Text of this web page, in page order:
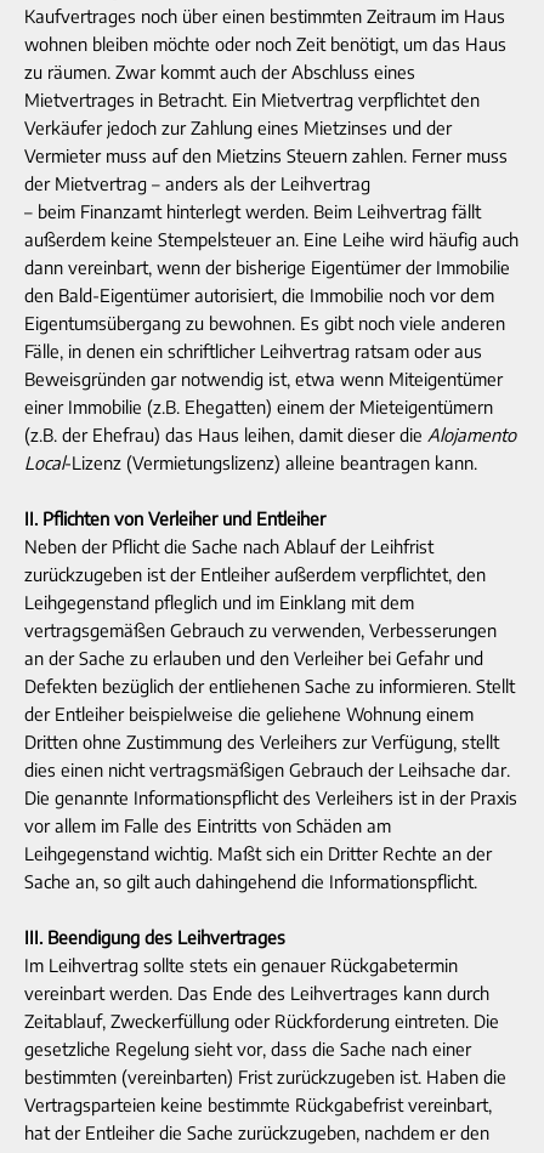
Kaufvertrages noch über einen bestimmten Zeitraum im Haus
wohnen bleiben möchte oder noch Zeit benötigt, um das Haus
zu räumen. Zwar kommt auch der Abschluss eines
Mietvertrages in Betracht. Ein Mietvertrag verpflichtet den
Verkäufer jedoch zur Zahlung eines Mietzinses und der
Vermieter muss auf den Mietzins Steuern zahlen. Ferner muss
der Mietvertrag – anders als der Leihvertrag
– beim Finanzamt hinterlegt werden. Beim Leihvertrag fällt
außerdem keine Stempelsteuer an. Eine Leihe wird häufig auch
dann vereinbart, wenn der bisherige Eigentümer der Immobilie
den Bald-Eigentümer autorisiert, die Immobilie noch vor dem
Eigentumsübergang zu bewohnen. Es gibt noch viele anderen
Fälle, in denen ein schriftlicher Leihvertrag ratsam oder aus
Beweisgründen gar notwendig ist, etwa wenn Miteigentümer
einer Immobilie (z.B. Ehegatten) einem der Mieteigentümern
(z.B. der Ehefrau) das Haus leihen, damit dieser die Alojamento
Local-Lizenz (Vermietungslizenz) alleine beantragen kann.
II. Pflichten von Verleiher und Entleiher
Neben der Pflicht die Sache nach Ablauf der Leihfrist
zurückzugeben ist der Entleiher außerdem verpflichtet, den
Leihgegenstand pfleglich und im Einklang mit dem
vertragsgemäßen Gebrauch zu verwenden, Verbesserungen
an der Sache zu erlauben und den Verleiher bei Gefahr und
Defekten bezüglich der entliehenen Sache zu informieren. Stellt
der Entleiher beispielweise die geliehene Wohnung einem
Dritten ohne Zustimmung des Verleihers zur Verfügung, stellt
dies einen nicht vertragsmäßigen Gebrauch der Leihsache dar.
Die genannte Informationspflicht des Verleihers ist in der Praxis
vor allem im Falle des Eintritts von Schäden am
Leihgegenstand wichtig. Maßt sich ein Dritter Rechte an der
Sache an, so gilt auch dahingehend die Informationspflicht.
III. Beendigung des Leihvertrages
Im Leihvertrag sollte stets ein genauer Rückgabetermin
vereinbart werden. Das Ende des Leihvertrages kann durch
Zeitablauf, Zweckerfüllung oder Rückforderung eintreten. Die
gesetzliche Regelung sieht vor, dass die Sache nach einer
bestimmten (vereinbarten) Frist zurückzugeben ist. Haben die
Vertragsparteien keine bestimmte Rückgabefrist vereinbart,
hat der Entleiher die Sache zurückzugeben, nachdem er den